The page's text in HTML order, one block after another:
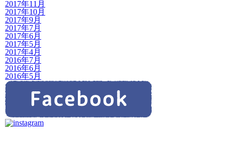
2017年11月
2017年10月
2017年9月
2017年7月
2017年6月
2017年5月
2017年4月
2016年7月
2016年6月
2016年5月